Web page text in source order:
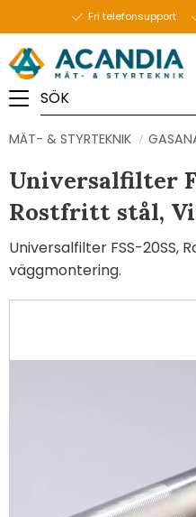
Fri telefonsupport
MÄT- & STYRTEKNIK
Universalfilter
Rostfritt stål,
Universalfilter FSS-20SS,
väggmontering.